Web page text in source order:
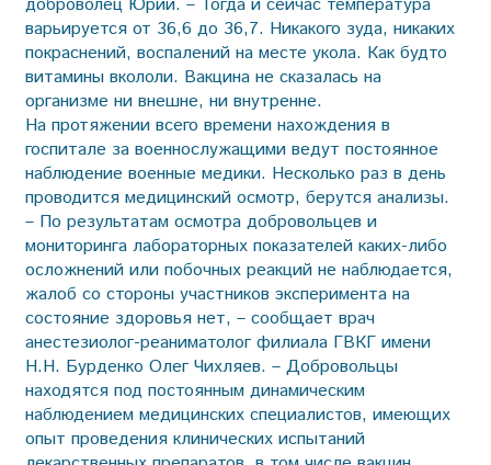
доброволец Юрий. – Тогда и сейчас температура
варьируется от 36,6 до 36,7. Никакого зуда, никаких
покраснений, воспалений на месте укола. Как будто
витамины вкололи. Вакцина не сказалась на
организме ни внешне, ни внутренне.
На протяжении всего времени нахождения в
госпитале за военнослужащими ведут постоянное
наблюдение военные медики. Нес­колько раз в день
проводится медицинский осмотр, берутся анализы.
– По результатам осмотра добровольцев и
мониторинга лабораторных показателей каких-либо
осложнений или побочных реакций не наблюдается,
жалоб со стороны участников эксперимента на
состояние здоровья нет, – сообщает врач
анестезиолог-реаниматолог филиала ГВКГ имени
Н.Н. Бурденко Олег Чихляев. – Добровольцы
находятся под постоянным динамическим
наблюдением медицинских специалистов, имеющих
опыт проведения клинических испытаний